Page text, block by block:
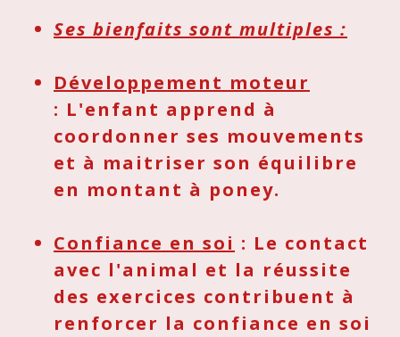
Ses bienfaits sont multiples :
Développement moteur
: L'enfant apprend à
coordonner ses mouvements
et à maitriser son équilibre
en montant à poney.
Confiance en soi : Le contact
avec l'animal et la réussite
des exercices contribuent à
renforcer la confiance en soi